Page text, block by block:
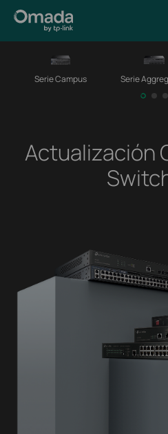
Serie Campus Serie
Actualización